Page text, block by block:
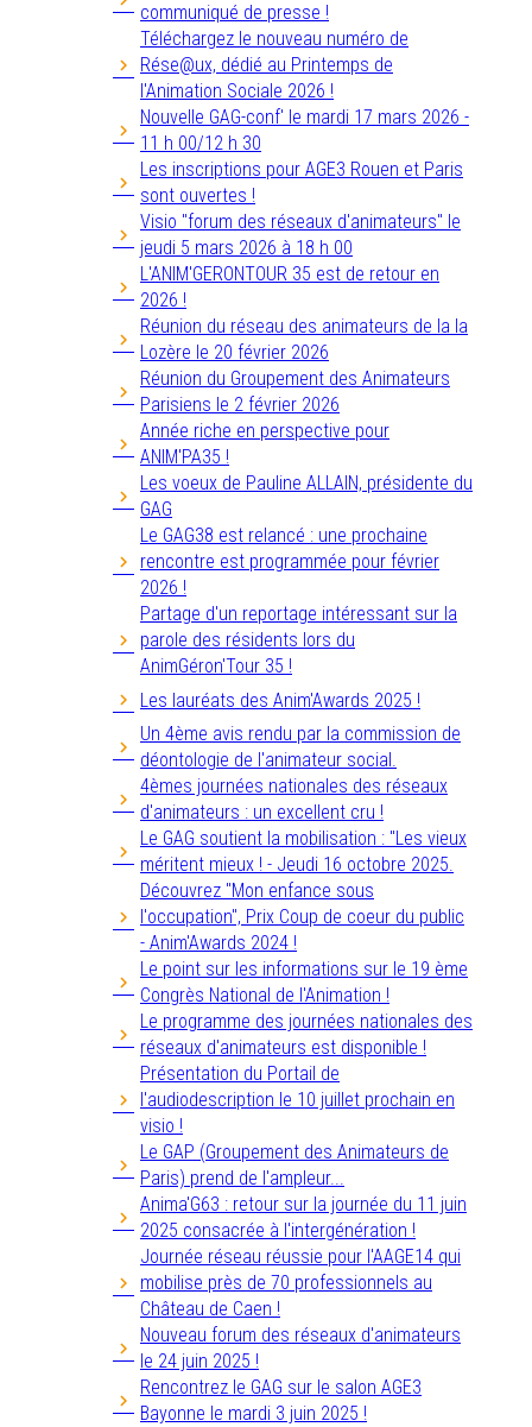
communiqué de presse !
Téléchargez le nouveau numéro de
Rése@ux, dédié au Printemps de
l'Animation Sociale 2026 !
Nouvelle GAG-conf' le mardi 17 mars 2026 -
11 h 00/12 h 30
Les inscriptions pour AGE3 Rouen et Paris
sont ouvertes !
Visio "forum des réseaux d'animateurs" le
jeudi 5 mars 2026 à 18 h 00
L'ANIM'GERONTOUR 35 est de retour en
2026 !
Réunion du réseau des animateurs de la la
Lozère le 20 février 2026
Réunion du Groupement des Animateurs
Parisiens le 2 février 2026
Année riche en perspective pour
ANIM'PA35 !
Les voeux de Pauline ALLAIN, présidente du
GAG
Le GAG38 est relancé : une prochaine
rencontre est programmée pour février
2026 !
Partage d'un reportage intéressant sur la
parole des résidents lors du
AnimGéron'Tour 35 !
Les lauréats des Anim'Awards 2025 !
Un 4ème avis rendu par la commission de
déontologie de l'animateur social.
4èmes journées nationales des réseaux
d'animateurs : un excellent cru !
Le GAG soutient la mobilisation : "Les vieux
méritent mieux ! - Jeudi 16 octobre 2025.
Découvrez "Mon enfance sous
l'occupation", Prix Coup de coeur du public
- Anim'Awards 2024 !
Le point sur les informations sur le 19 ème
Congrès National de l'Animation !
Le programme des journées nationales des
réseaux d'animateurs est disponible !
Présentation du Portail de
l'audiodescription le 10 juillet prochain en
visio !
Le GAP (Groupement des Animateurs de
Paris) prend de l'ampleur...
Anima'G63 : retour sur la journée du 11 juin
2025 consacrée à l'intergénération !
Journée réseau réussie pour l'AAGE14 qui
mobilise près de 70 professionnels au
Château de Caen !
Nouveau forum des réseaux d'animateurs
le 24 juin 2025 !
Rencontrez le GAG sur le salon AGE3
Bayonne le mardi 3 juin 2025 !